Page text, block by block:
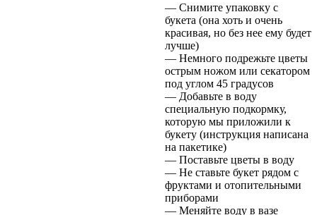
— Снимите упаковку с
букета (она хоть и очень
красивая, но без нее ему будет
лучше)
— Немного подрежьте цветы
острым ножом или секатором
под углом 45 градусов
— Добавьте в воду
специальную подкормку,
которую мы приложили к
букету (инструкция написана
на пакетике)
— Поставьте цветы в воду
— Не ставьте букет рядом с
фруктами и отопительными
приборами
— Меняйте воду в вазе